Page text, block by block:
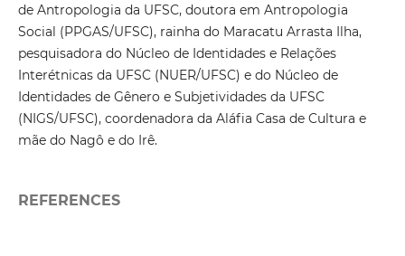
de Antropologia da UFSC, doutora em Antropologia
Social (PPGAS/UFSC), rainha do Maracatu Arrasta Ilha,
pesquisadora do Núcleo de Identidades e Relações
Interétnicas da UFSC (NUER/UFSC) e do Núcleo de
Identidades de Gênero e Subjetividades da UFSC
(NIGS/UFSC), coordenadora da Aláfia Casa de Cultura e
mãe do Nagô e do Irê.
REFERENCES